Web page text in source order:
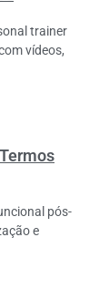
trainer
vídeos,
pós-
e